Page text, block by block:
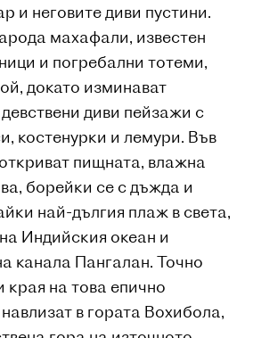
и неговите диви пустини.
махафали, известен
и погребални тотеми,
докато изминават
диви пейзажи с
костенурки и лемури. Във
пищната, влажна
борейки се с дъжда и
най-дългия плаж в света,
Индийския океан и
канала Пангалан. Точно
на това епично
в гората Вохибола,